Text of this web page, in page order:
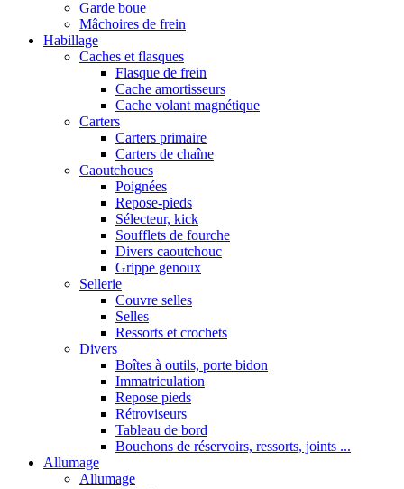
Garde boue
Mâchoires de frein
Habillage
Caches et flasques
Flasque de frein
Cache amortisseurs
Cache volant magnétique
Carters
Carters primaire
Carters de chaîne
Caoutchoucs
Poignées
Repose-pieds
Sélecteur, kick
Soufflets de fourche
Divers caoutchouc
Grippe genoux
Sellerie
Couvre selles
Selles
Ressorts et crochets
Divers
Boîtes à outils, porte bidon
Immatriculation
Repose pieds
Rétroviseurs
Tableau de bord
Bouchons de réservoirs, ressorts, joints ...
Allumage
Allumage